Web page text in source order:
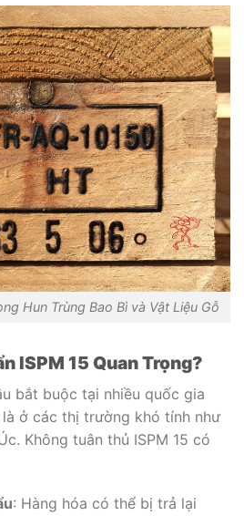
Hun Trùng Bao Bì và Vật Liệu Gỗ
ISPM 15 Quan Trọng?
bắt buộc tại nhiều quốc gia
ở các thị trường khó tính như
Không tuân thủ ISPM 15 có
: Hàng hóa có thể bị trả lại